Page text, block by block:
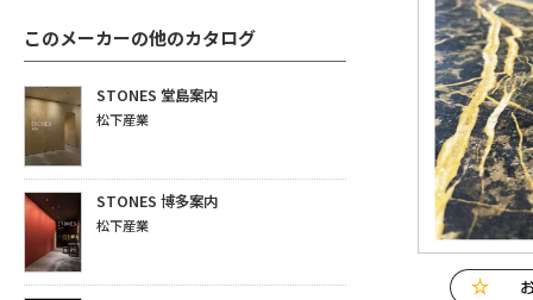
このメーカーの他のカタログ
STONES 堂島案内
松下産業
STONES 博多案内
松下産業